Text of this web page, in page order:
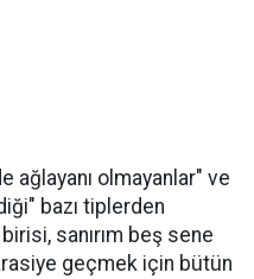
ağlayanı olmayanlar" ve
bazı tiplerden
sanırım beş sene
geçmek için bütün